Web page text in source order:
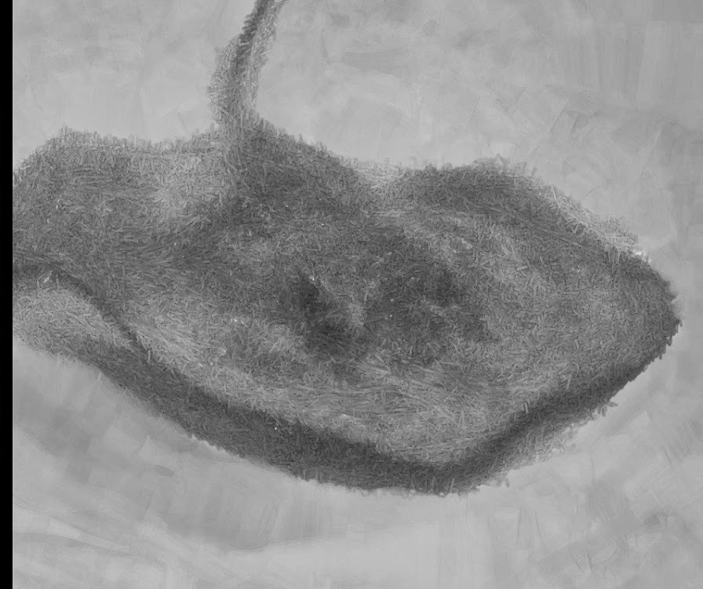
Publicado26th March 2019porLa otra tutoría de Javier
0 Añadir un comentario
Natural Science 5 - Unit 5 Vocabulary